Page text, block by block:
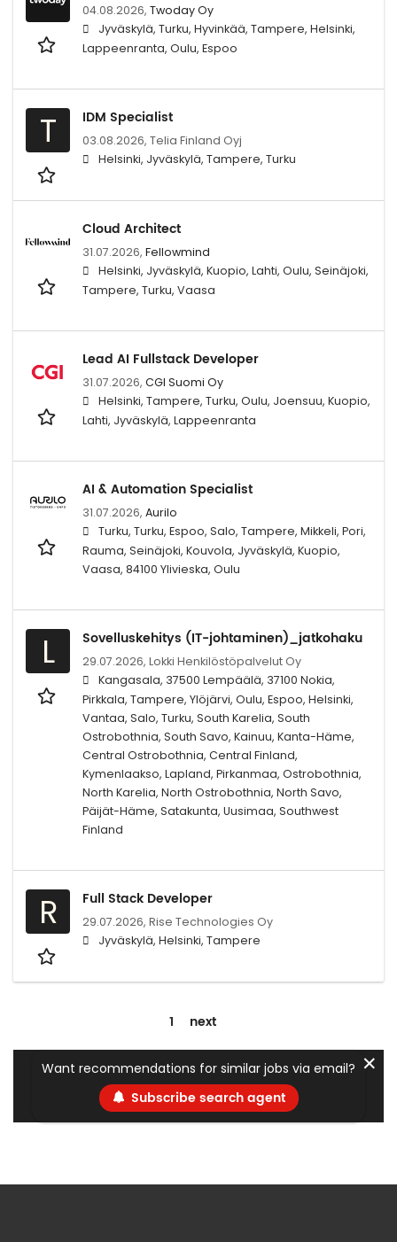
04.08.2026, Twoday Oy
Jyväskylä, Turku, Hyvinkää, Tampere, Helsinki,
Lappeenranta, Oulu, Espoo
T IDM Specialist
03.08.2026, Telia Finland Oyj
Helsinki, Jyväskylä, Tampere, Turku
Cloud Architect
31.07.2026, Fellowmind
Helsinki, Jyväskylä, Kuopio, Lahti, Oulu, Seinäjoki,
Tampere, Turku, Vaasa
Lead AI Fullstack Developer
31.07.2026, CGI Suomi Oy
Helsinki, Tampere, Turku, Oulu, Joensuu, Kuopio,
Lahti, Jyväskylä, Lappeenranta
AI & Automation Specialist
31.07.2026, Aurilo
Turku, Turku, Espoo, Salo, Tampere, Mikkeli, Pori,
Rauma, Seinäjoki, Kouvola, Jyväskylä, Kuopio,
Vaasa, 84100 Ylivieska, Oulu
L Sovelluskehitys (IT-johtaminen)_jatkohaku
29.07.2026, Lokki Henkilöstöpalvelut Oy
Kangasala, 37500 Lempäälä, 37100 Nokia,
Pirkkala, Tampere, Ylöjärvi, Oulu, Espoo, Helsinki,
Vantaa, Salo, Turku, South Karelia, South
Ostrobothnia, South Savo, Kainuu, Kanta-Häme,
Central Ostrobothnia, Central Finland,
Kymenlaakso, Lapland, Pirkanmaa, Ostrobothnia,
North Karelia, North Ostrobothnia, North Savo,
Päijät-Häme, Satakunta, Uusimaa, Southwest
Finland
R Full Stack Developer
29.07.2026, Rise Technologies Oy
Jyväskylä, Helsinki, Tampere
1 next
Want recommendations for similar jobs via email?
Subscribe search agent
✕